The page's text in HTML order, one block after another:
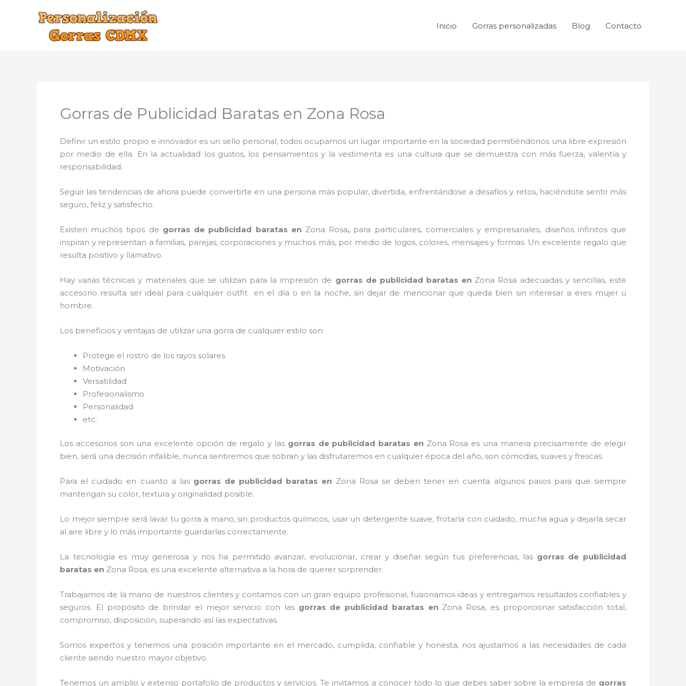
Inicio Gorras personalizadas Blog Contacto
Gorras de Publicidad Baratas en Zona Rosa
Definir un estilo propio e innovador es un sello personal, todos ocupamos un lugar importante en la sociedad permitiéndonos una libre expresión
por medio de ella. En la actualidad los gustos, los pensamientos y la vestimenta es una cultura que se demuestra con más fuerza, valentía y
responsabilidad.
Seguir las tendencias de ahora puede convertirte en una persona más popular, divertida, enfrentándose a desafíos y retos, haciéndote sentir más
seguro, feliz y satisfecho.
Existen muchos tipos de gorras de publicidad baratas en Zona Rosa, para particulares, comerciales y empresariales, diseños infinitos que
inspiran y representan a familias, parejas, corporaciones y muchos más, por medio de logos, colores, mensajes y formas. Un excelente regalo que
resulta positivo y llamativo.
Hay varias técnicas y materiales que se utilizan para la impresión de gorras de publicidad baratas en Zona Rosa adecuadas y sencillas, este
accesorio resulta ser ideal para cualquier outfit en el día o en la noche, sin dejar de mencionar que queda bien sin interesar si eres mujer u
hombre.
Los beneficios y ventajas de utilizar una gorra de cualquier estilo son:
Protege el rostro de los rayos solares
Motivación
Versatilidad
Profesionalismo
Personalidad
etc.
Los accesorios son una excelente opción de regalo y las gorras de publicidad baratas en Zona Rosa es una manera precisamente de elegir
bien, será una decisión infalible, nunca sentiremos que sobran y las disfrutaremos en cualquier época del año, son cómodas, suaves y frescas.
Para el cuidado en cuanto a las gorras de publicidad baratas en Zona Rosa se deben tener en cuenta algunos pasos para que siempre
mantengan su color, textura y originalidad posible.
Lo mejor siempre será lavar tu gorra a mano, sin productos químicos, usar un detergente suave, frotarla con cuidado, mucha agua y dejarla secar
al aire libre y lo más importante guardarlas correctamente.
La tecnología es muy generosa y nos ha permitido avanzar, evolucionar, crear y diseñar según tus preferencias, las gorras de publicidad
baratas en Zona Rosa, es una excelente alternativa a la hora de querer sorprender.
Trabajamos de la mano de nuestros clientes y contamos con un gran equipo profesional, fusionamos ideas y entregamos resultados confiables y
seguros. El propósito de brindar el mejor servicio con las gorras de publicidad baratas en Zona Rosa, es proporcionar satisfacción total,
compromiso, disposición, superando así las expectativas.
Somos expertos y tenemos una posición importante en el mercado, cumplida, confiable y honesta, nos ajustamos a las necesidades de cada
cliente siendo nuestro mayor objetivo.
Tenemos un amplio y extenso portafolio de productos y servicios. Te invitamos a conocer todo lo que debes saber sobre la empresa de gorras